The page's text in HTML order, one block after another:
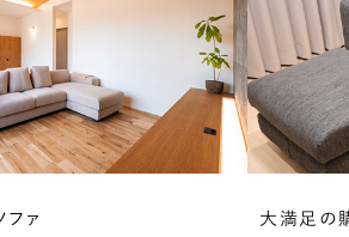
ァ 大満足の